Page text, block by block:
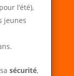
l’été),
jeunes
sécurité,